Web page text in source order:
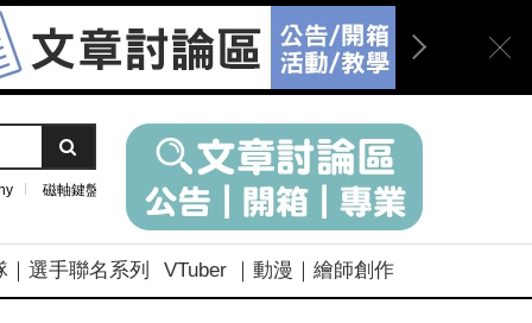
磁軸鍵盤
｜選手聯名系列 VTuber ｜動漫｜繪師創作